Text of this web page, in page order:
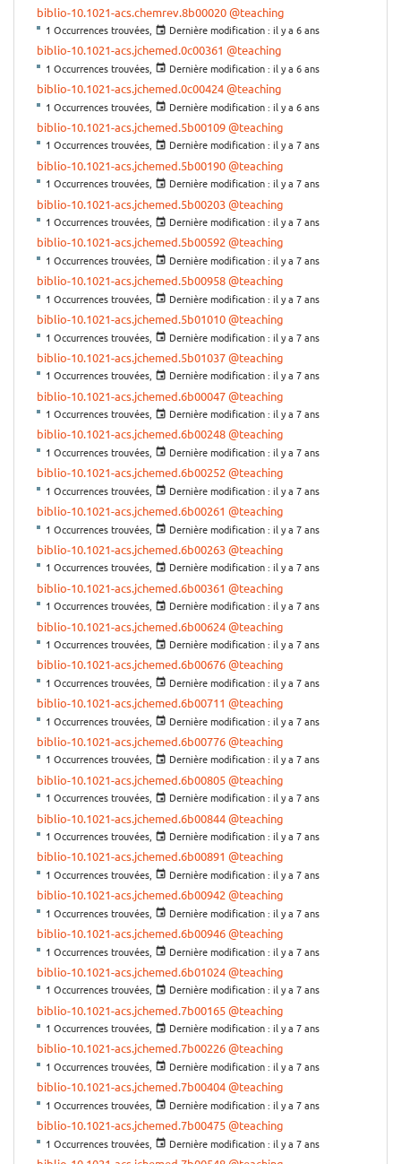
biblio-10.1021-acs.chemrev.8b00020@teaching
1 Occurrences trouvées, Dernière modification : il y a 6 ans
biblio-10.1021-acs.jchemed.0c00361 @teaching
1 Occurrences trouvées, Dernière modification : il y a 6 ans
biblio-10.1021-acs.jchemed.0c00424@teaching
1 Occurrences trouvées, Dernière modification : il y a 6 ans
biblio-10.1021-acs.jchemed.5b00109@teaching
1 Occurrences trouvées, Dernière modification : il y a 7 ans
biblio-10.1021-acs.jchemed.5b00190@teaching
1 Occurrences trouvées, Dernière modification : il y a 7 ans
biblio-10.1021-acs.jchemed.5b00203@teaching
1 Occurrences trouvées, Dernière modification : il y a 7 ans
biblio-10.1021-acs.jchemed.5b00592@teaching
1 Occurrences trouvées, Dernière modification : il y a 7 ans
biblio-10.1021-acs.jchemed.5b00958@teaching
1 Occurrences trouvées, Dernière modification : il y a 7 ans
biblio-10.1021-acs.jchemed.5b01010@teaching
1 Occurrences trouvées, Dernière modification : il y a 7 ans
biblio-10.1021-acs.jchemed.5b01037@teaching
1 Occurrences trouvées, Dernière modification : il y a 7 ans
biblio-10.1021-acs.jchemed.6b00047@teaching
1 Occurrences trouvées, Dernière modification : il y a 7 ans
biblio-10.1021-acs.jchemed.6b00248@teaching
1 Occurrences trouvées, Dernière modification : il y a 7 ans
biblio-10.1021-acs.jchemed.6b00252 @teaching
1 Occurrences trouvées, Dernière modification : il y a 7 ans
biblio-10.1021-acs.jchemed.6b00261 @teaching
1 Occurrences trouvées, Dernière modification : il y a 7 ans
biblio-10.1021-acs.jchemed.6b00263@teaching
1 Occurrences trouvées, Dernière modification : il y a 7 ans
biblio-10.1021-acs.jchemed.6b00361 @teaching
1 Occurrences trouvées, Dernière modification : il y a 7 ans
biblio-10.1021-acs.jchemed.6b00624@teaching
1 Occurrences trouvées, Dernière modification : il y a 7 ans
biblio-10.1021-acs.jchemed.6b00676@teaching
1 Occurrences trouvées, Dernière modification : il y a 7 ans
biblio-10.1021-acs.jchemed.6b00711 @teaching
1 Occurrences trouvées, Dernière modification : il y a 7 ans
biblio-10.1021-acs.jchemed.6b00776@teaching
1 Occurrences trouvées, Dernière modification : il y a 7 ans
biblio-10.1021-acs.jchemed.6b00805@teaching
1 Occurrences trouvées, Dernière modification : il y a 7 ans
biblio-10.1021-acs.jchemed.6b00844@teaching
1 Occurrences trouvées, Dernière modification : il y a 7 ans
biblio-10.1021-acs.jchemed.6b00891 @teaching
1 Occurrences trouvées, Dernière modification : il y a 7 ans
biblio-10.1021-acs.jchemed.6b00942 @teaching
1 Occurrences trouvées, Dernière modification : il y a 7 ans
biblio-10.1021-acs.jchemed.6b00946@teaching
1 Occurrences trouvées, Dernière modification : il y a 7 ans
biblio-10.1021-acs.jchemed.6b01024@teaching
1 Occurrences trouvées, Dernière modification : il y a 7 ans
biblio-10.1021-acs.jchemed.7b00165@teaching
1 Occurrences trouvées, Dernière modification : il y a 7 ans
biblio-10.1021-acs.jchemed.7b00226@teaching
1 Occurrences trouvées, Dernière modification : il y a 7 ans
biblio-10.1021-acs.jchemed.7b00404@teaching
1 Occurrences trouvées, Dernière modification : il y a 7 ans
biblio-10.1021-acs.jchemed.7b00475@teaching
1 Occurrences trouvées, Dernière modification : il y a 7 ans